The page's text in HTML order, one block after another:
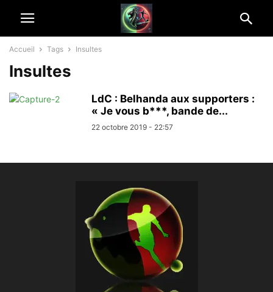
Accueil Tags Insultes
Insultes
LdC : Belhanda aux supporters :
« Je vous b***, bande de...
22 octobre 2019 - 22:57